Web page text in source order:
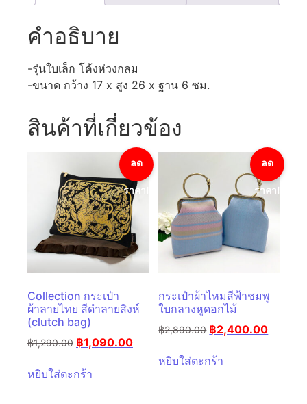
คำอธิบาย
-รุ่นใบเล็ก โค้งห่วงกลม
-ขนาด กว้าง 17 x สูง 26 x ฐาน 6 ซม.
สินค้าที่เกี่ยวข้อง
ลด
ราคา!
Collection กระเป๋า
ผ้าลายไทย สีดำลายสิงห์
(clutch bag)
฿1,290.00 ฿1,090.00
หยิบใส่ตะกร้า
ลด
ราคา!
กระเป๋าผ้าไหมสีฟ้าชมพู
ใบกลางหูดอกไม้
฿2,890.00 ฿2,400.00
หยิบใส่ตะกร้า